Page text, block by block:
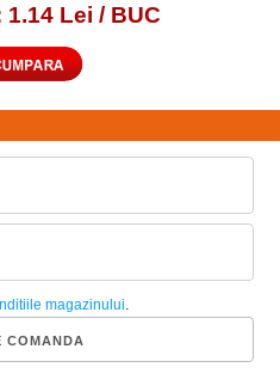
Lei / BUC
magazinului.